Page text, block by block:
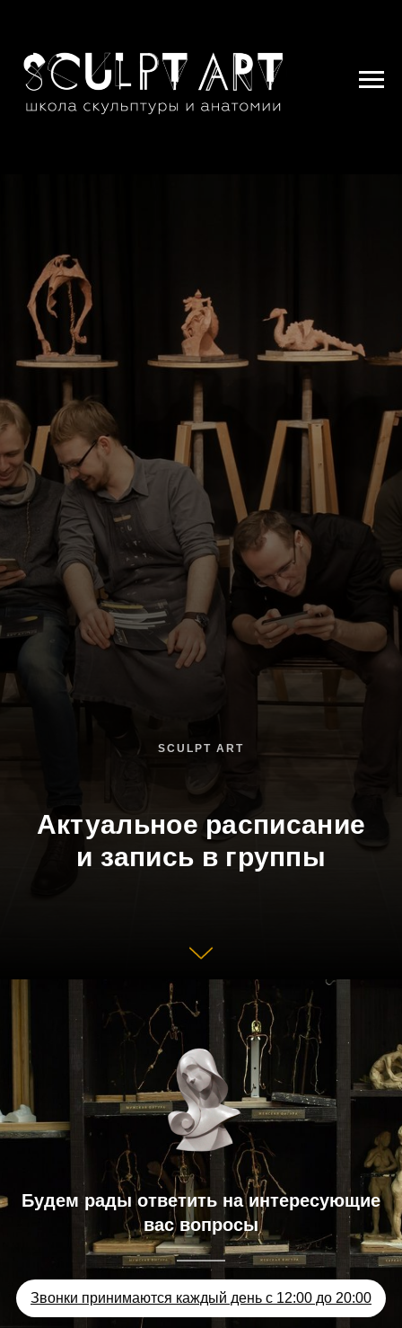
SCULPT ART
Актуальное расписание
и запись в группы
Будем рады ответить на интересующие
вас вопросы
Звонки принимаются каждый день с 12:00 до 20:00